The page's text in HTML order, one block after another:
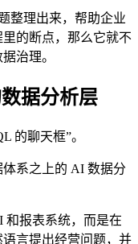
整理出来，帮助企业
的断点，那么它就不
治理。
据分析层
的聊天框”。
系之上的 AI 数据分
和报表系统，而是在
言提出经营问题，并